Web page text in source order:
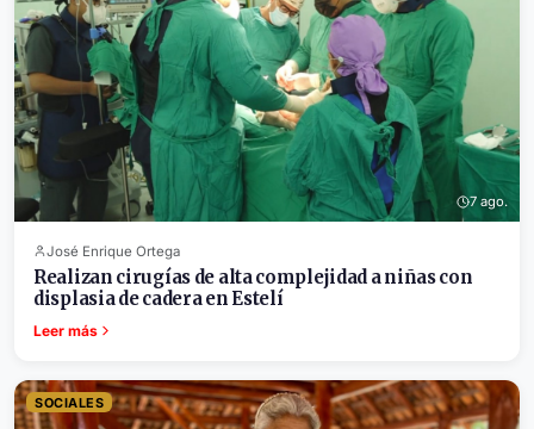
7 ago.
José Enrique Ortega
Realizan cirugías de alta complejidad a niñas con
displasia de cadera en Estelí
Leer más
SOCIALES